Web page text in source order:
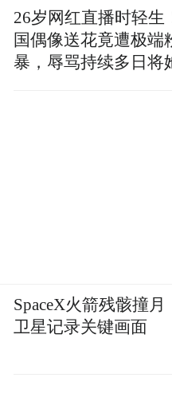
26岁网红直播时轻生
国偶像送花竟遭极端
暴，辱骂持续多日将
SpaceX火箭残骸撞月
卫星记录关键画面